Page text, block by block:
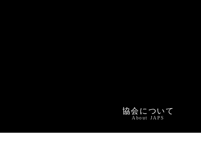
協会について
About JAPS